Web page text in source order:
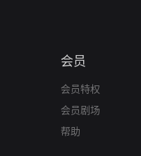
会员
会员特权
会员剧场
帮助